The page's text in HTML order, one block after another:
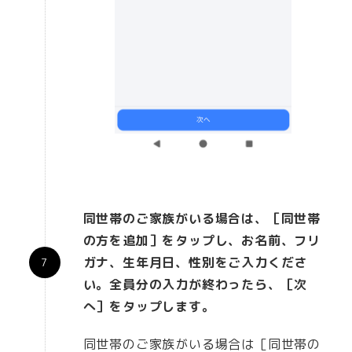
同世帯のご家族がいる場合は、［同世帯
の方を追加］をタップし、お名前、フリ
ガナ、生年月日、性別をご入力くださ
い。全員分の入力が終わったら、［次
へ］をタップします。
同世帯のご家族がいる場合は［同世帯の